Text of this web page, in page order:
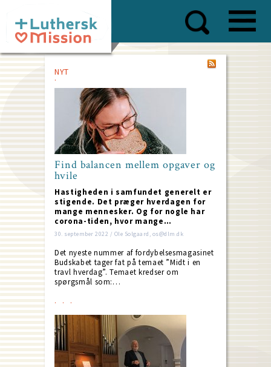
main
content
NYT
Find balancen mellem opgaver og
hvile
Hastigheden i samfundet generelt er
stigende. Det præger hverdagen for
mange mennesker. Og for nogle har
corona-tiden, hvor mange…
30. september 2022 / Ole Solgaard, os@dlm.dk
Det nyeste nummer af fordybelsesmagasinet
Budskabet tager fat på temaet ”Midt i en
travl hverdag”. Temaet kredser om
spørgsmål som:…